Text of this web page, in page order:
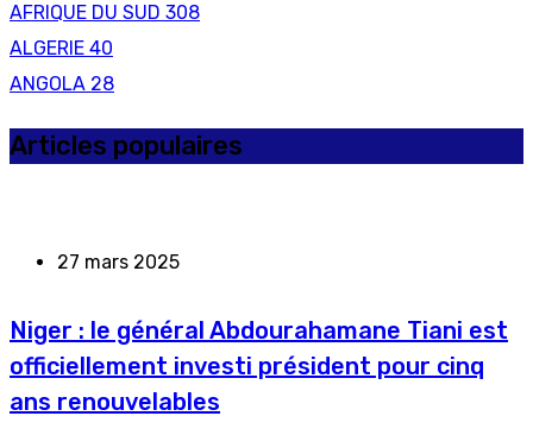
AFRIQUE DU SUD 308
ALGERIE 40
ANGOLA 28
Articles populaires
27 mars 2025
Niger : le général Abdourahamane Tiani est
officiellement investi président pour cinq
ans renouvelables